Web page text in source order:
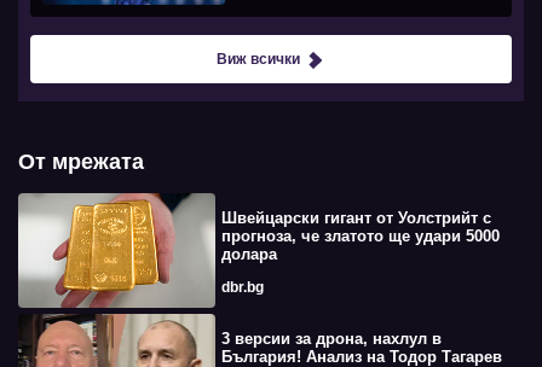
Виж всички
От мрежата
Швейцарски гигант от Уолстрийт с
прогноза, че златото ще удари 5000
долара
dbr.bg
3 версии за дрона, нахлул в
България! Анализ на Тодор Тагарев